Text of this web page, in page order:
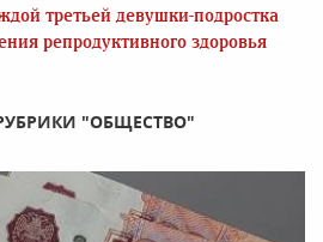
третьей девушки-подростка
репродуктивного здоровья
"ОБЩЕСТВО"